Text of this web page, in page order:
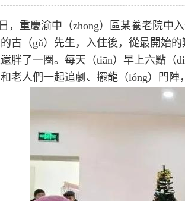
，重慶渝中（zhōng）區某養老院中
古（gǔ）先生，入住後，從最開始
胖了一圈。每天（tiān）早上六點（
老人們一起追劇、擺龍（lóng）門陣